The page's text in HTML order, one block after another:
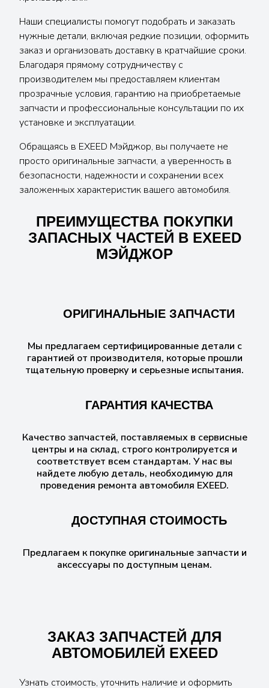
Наши специалисты помогут подобрать и заказать
нужные детали, включая редкие позиции, оформить
заказ и организовать доставку в кратчайшие сроки.
Благодаря прямому сотрудничеству с
производителем мы предоставляем клиентам
прозрачные условия, гарантию на приобретаемые
запчасти и профессиональные консультации по их
установке и эксплуатации.
Обращаясь в EXEED Мэйджор, вы получаете не
просто оригинальные запчасти, а уверенность в
безопасности, надежности и сохранении всех
заложенных характеристик вашего автомобиля.
ПРЕИМУЩЕСТВА ПОКУПКИ
ЗАПАСНЫХ ЧАСТЕЙ В EXEED
МЭЙДЖОР
ОРИГИНАЛЬНЫЕ ЗАПЧАСТИ
Мы предлагаем сертифицированные детали с
гарантией от производителя, которые прошли
тщательную проверку и серьезные испытания.
ГАРАНТИЯ КАЧЕСТВА
Качество запчастей, поставляемых в сервисные
центры и на склад, строго контролируется и
соответствует всем стандартам. У нас вы
найдете любую деталь, необходимую для
проведения ремонта автомобиля EXEED.
ДОСТУПНАЯ СТОИМОСТЬ
Предлагаем к покупке оригинальные запчасти и
аксессуары по доступным ценам.
ЗАКАЗ ЗАПЧАСТЕЙ ДЛЯ
АВТОМОБИЛЕЙ EXEED
Узнать стоимость, уточнить наличие и оформить